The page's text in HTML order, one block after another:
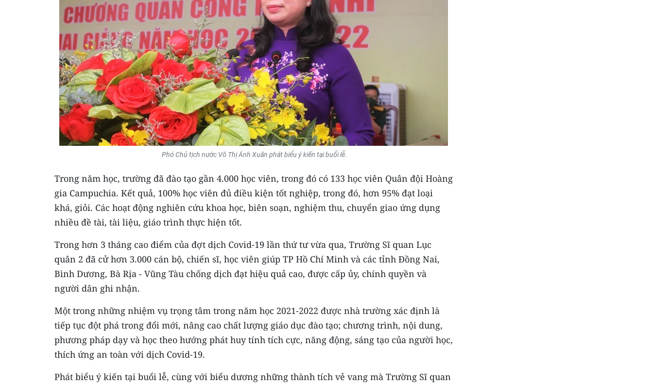
Phó Chủ tịch nước Võ Thị Ánh Xuân phát biểu ý kiến tại buổi lễ.
Trong năm học, trường đã đào tạo gần 4.000 học viên, trong đó có 133 học viên Quân đội Hoàng
gia Campuchia. Kết quả, 100% học viên đủ điều kiện tốt nghiệp, trong đó, hơn 95% đạt loại
khá, giỏi. Các hoạt động nghiên cứu khoa học, biên soạn, nghiệm thu, chuyển giao ứng dụng
nhiều đề tài, tài liệu, giáo trình thực hiện tốt.
Trong hơn 3 tháng cao điểm của đợt dịch Covid-19 lần thứ tư vừa qua, Trường Sĩ quan Lục
quân 2 đã cử hơn 3.000 cán bộ, chiến sĩ, học viên giúp TP Hồ Chí Minh và các tỉnh Đồng Nai,
Bình Dương, Bà Rịa - Vũng Tàu chống dịch đạt hiệu quả cao, được cấp ủy, chính quyền và
người dân ghi nhận.
Một trong những nhiệm vụ trọng tâm trong năm học 2021-2022 được nhà trường xác định là
tiếp tục đột phá trong đổi mới, nâng cao chất lượng giáo dục đào tạo; chương trình, nội dung,
phương pháp dạy và học theo hướng phát huy tính tích cực, năng động, sáng tạo của người học,
thích ứng an toàn với dịch Covid-19.
Phát biểu ý kiến tại buổi lễ, cùng với biểu dương những thành tích vẻ vang mà Trường Sĩ quan